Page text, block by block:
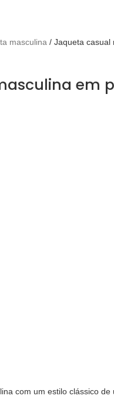
masculina
Jaqueta casual
em
com um estilo clássico